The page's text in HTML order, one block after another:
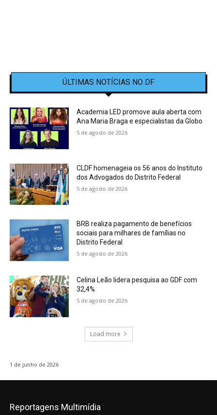
ÚLTIMAS NOTÍCIAS NO DF
Academia LED promove aula aberta com
Ana Maria Braga e especialistas da Globo
5 de agosto de 2026
CLDF homenageia os 56 anos do Instituto
dos Advogados do Distrito Federal
5 de agosto de 2026
BRB realiza pagamento de benefícios
sociais para milhares de famílias no
Distrito Federal
5 de agosto de 2026
Celina Leão lidera pesquisa ao GDF com
32,4%
5 de agosto de 2026
Load more
1 de junho de 2026
Reportagens Multimídia